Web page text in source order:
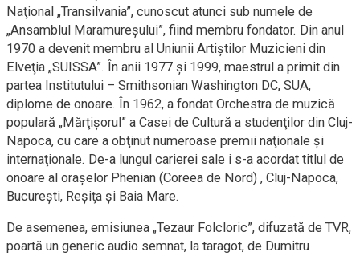
Naţional „Transilvania”, cunoscut atunci sub numele de
„Ansamblul Maramureşului”, fiind membru fondator. Din anul
1970 a devenit membru al Uniunii Artiştilor Muzicieni din
Elveţia „SUISSA”. În anii 1977 şi 1999, maestrul a primit din
partea Institutului – Smithsonian Washington DC, SUA,
diplome de onoare. În 1962, a fondat Orchestra de muzică
populară „Mărţişorul” a Casei de Cultură a studenţilor din Cluj-
Napoca, cu care a obţinut numeroase premii naţionale şi
internaţionale. De-a lungul carierei sale i s-a acordat titlul de
onoare al oraşelor Phenian (Coreea de Nord) , Cluj-Napoca,
Bucureşti, Reşiţa şi Baia Mare.
De asemenea, emisiunea „Tezaur Folcloric”, difuzată de TVR,
poartă un generic audio semnat, la taragot, de Dumitru